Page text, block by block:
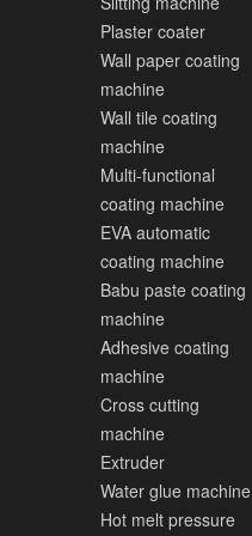
Plaster coater
Wall paper coating
machine
Wall tile coating
machine
Multi-functional
coating machine
EVA automatic
coating machine
Babu paste coating
machine
Adhesive coating
machine
Cross cutting
machine
Extruder
Water glue machine
Hot melt pressure